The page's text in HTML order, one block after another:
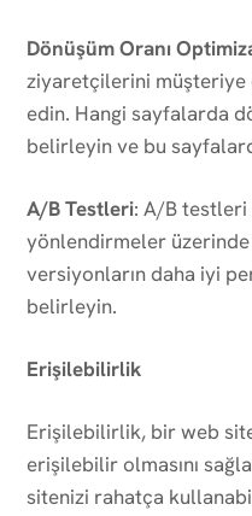
Dönüşüm Oranı
ziyaretçilerini müşteriye
edin. Hangi sayfalarda
belirleyin ve bu
A/B Testleri: A/B testleri
yönlendirmeler
versiyonların daha iyi
belirleyin.
Erişilebilirlik
Erişilebilirlik, bir web
erişilebilir olmasını
sitenizi rahatça